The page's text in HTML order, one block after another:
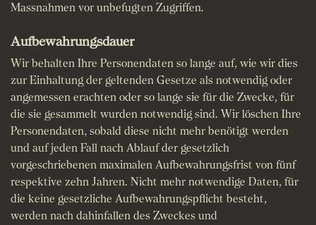
Massnahmen vor unbefugten Zugriffen.
Aufbewahrungsdauer
Wir behalten Ihre Personendaten so lange auf, wie wir dies
zur Einhaltung der geltenden Gesetze als notwendig oder
angemessen erachten oder so lange sie für die Zwecke, für
die sie gesammelt wurden notwendig sind. Wir löschen Ihre
Personendaten, sobald diese nicht mehr benötigt werden
und auf jeden Fall nach Ablauf der gesetzlich
vorgeschriebenen maximalen Aufbewahrungsfrist von fünf
respektive zehn Jahren. Nicht mehr notwendige Daten, für
die keine gesetzliche Aufbewahrungspflicht besteht,
werden nach dahinfallen des Zweckes und